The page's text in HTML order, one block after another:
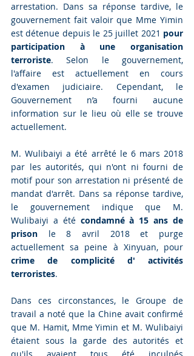
arrestation. Dans sa réponse tardive, le
gouvernement fait valoir que Mme Yimin
est détenue depuis le 25 juillet 2021 pour
participation à une organisation
terroriste. Selon le gouvernement,
l'affaire est actuellement en cours
d'examen judiciaire. Cependant, le
Gouvernement n’a fourni aucune
information sur le lieu où elle se trouve
actuellement.
M. Wulibaiyi a été arrêté le 6 mars 2018
par les autorités, qui n'ont ni fourni de
motif pour son arrestation ni présenté de
mandat d'arrêt. Dans sa réponse tardive,
le gouvernement indique que M.
Wulibaiyi a été condamné à 15 ans de
prison le 8 avril 2018 et purge
crime de complicité d' activités
terroristes.
Dans ces circonstances, le Groupe de
travail a noté que la Chine avait confirmé
que M. Hamit, Mme Yimin et M. Wulibaiyi
étaient sous la garde des autorités et